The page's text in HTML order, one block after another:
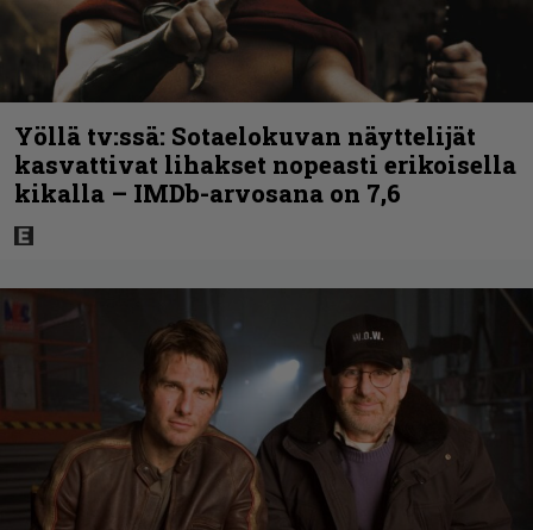
Yöllä tv:ssä: Sotaelokuvan näyttelijät
kasvattivat lihakset nopeasti erikoisella
kikalla – IMDb-arvosana on 7,6